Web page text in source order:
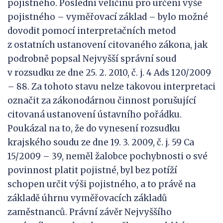
pojistného. Poslední veličinu pro určení výše
pojistného – vyměřovací základ – bylo možné
dovodit pomocí interpretačních metod
z ostatních ustanovení citovaného zákona, jak
podrobně popsal Nejvyšší správní soud
v rozsudku ze dne 25. 2. 2010, č. j. 4 Ads 120/2009
– 88. Za tohoto stavu nelze takovou interpretaci
označit za zákonodárnou činnost porušující
citovaná ustanovení ústavního pořádku.
Poukázal na to, že do vynesení rozsudku
krajského soudu ze dne 19. 3. 2009, č. j. 59 Ca
15/2009 – 39, neměl žalobce pochybnosti o své
povinnost platit pojistné, byl bez potíží
schopen určit výši pojistného, a to právě na
základě úhrnu vyměřovacích základů
zaměstnanců. Právní závěr Nejvyššího